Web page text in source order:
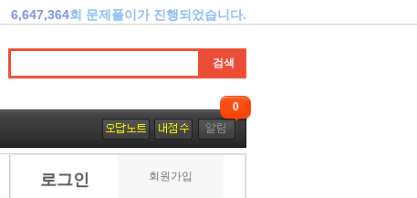
6,647,364회 문제풀이가 진행되었습니다.
0
로그인 회원가입